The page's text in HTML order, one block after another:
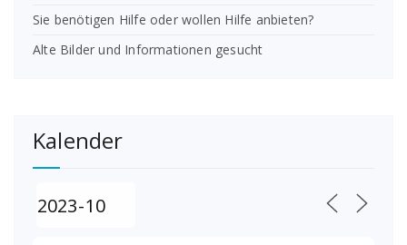
Sie benötigen Hilfe oder wollen Hilfe anbieten?
Alte Bilder und Informationen gesucht
Kalender